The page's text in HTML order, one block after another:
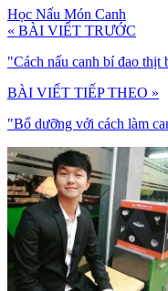
Học Nấu Món Canh
« BÀI VIẾT TRƯỚC
"Cách nấu canh bí đao thịt
BÀI VIẾT TIẾP THEO »
"Bổ dưỡng với cách làm